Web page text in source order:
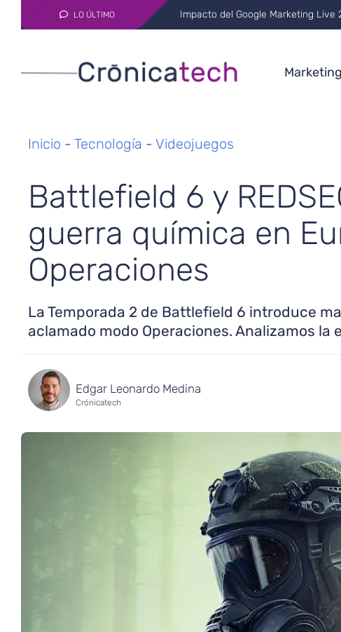
LO ÚLTIMO AI in Medicine: Transformation and
Inicio - Tecnología - Videojuegos
Battlefield 6 y
guerra química en
Operaciones
La Temporada 2 de Battlefield 6 introduce
aclamado modo Operaciones. Analizamos la
Edgar Leonardo Medina
Crónicatech